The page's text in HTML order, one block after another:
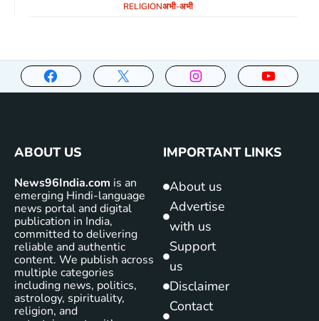
RELIGIONअभी-अभी
ABOUT US
News96India.com is an
emerging Hindi-language
news portal and digital
publication in India,
committed to delivering
reliable and authentic
content. We publish across
multiple categories
including news, politics,
astrology, spirituality,
religion, and
IMPORTANT LINKS
About us
Advertise
with us
Support
us
Disclaimer
Contact